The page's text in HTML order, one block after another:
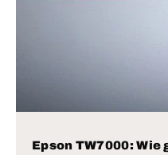
Epson TW7000: